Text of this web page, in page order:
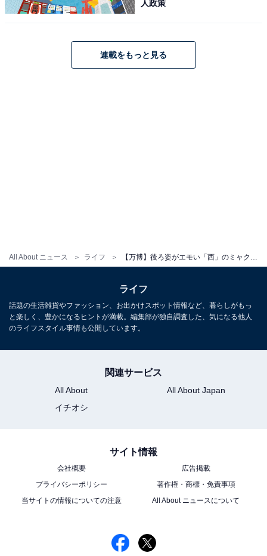
All About ニュース ライフ
次回の万博開催国「サウジアラビア」パビリオンも特徴
的。スーク（市場）を模したデザインとヤシの木で、ま
るでサウジアラビアを訪れたかような雰囲気を醸し出し
ている。夜はさらに幻想的な雰囲気に。「カタール」
は、いずれも見栄えがする外観。
人政策
連載をもっと見る
ライフ
話題の生活雑貨やファッション、お出かけスポット情報など、暮らしがもっ
と楽しく、豊かになるヒントが満載。編集部が独自調査した、気になる他人
のライフスタイル事情も公開しています。
関連サービス
All About
All About Japan
イチオシ
サイト情報
会社概要
広告掲載
プライバシーポリシー
著作権・商標・免責事項
当サイトの情報についての注意
All About ニュースについて